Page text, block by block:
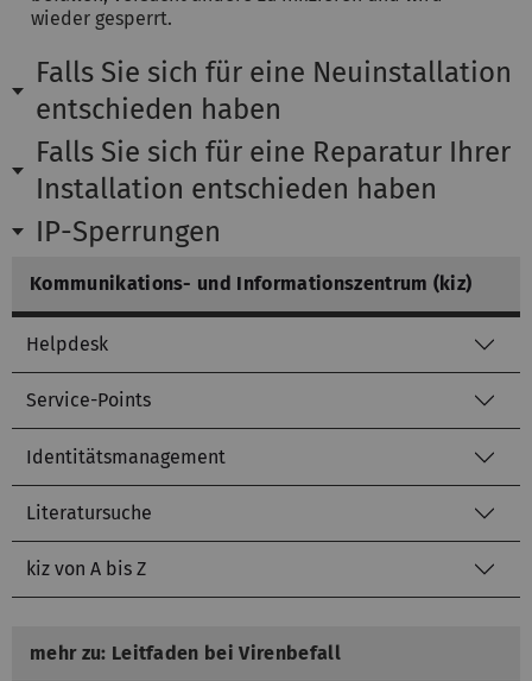
wieder gesperrt.
Falls Sie sich für eine Neuinstallation
entschieden haben
Falls Sie sich für eine Reparatur Ihrer
Installation entschieden haben
IP-Sperrungen
Kommunikations- und Informationszentrum (kiz)
Helpdesk
Service-Points
Identitätsmanagement
Literatursuche
kiz von A bis Z
mehr zu: Leitfaden bei Virenbefall